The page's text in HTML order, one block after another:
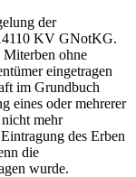
der
KV GNotKG.
ohne
eingetragen
im Grundbuch
eines oder mehrerer
mehr
des Erben
die
wurde.